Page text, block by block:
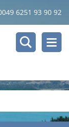
6251 93 90 92